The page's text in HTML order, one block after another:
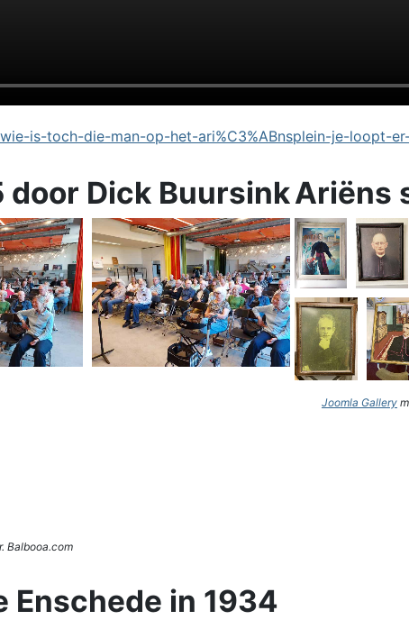
is-toch-die-man-op-het-ari%C3%ABnsplein-je-loopt-
door Dick Buursink
Balbooa.com
Ariëns
Joomla Gallery
in 1934